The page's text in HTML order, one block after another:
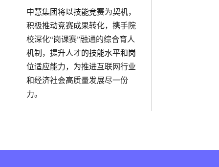
中慧集团将以技能竞赛为契机，
积极推动竞赛成果转化，携手院
校深化“岗课赛”融通的综合育人
机制，提升人才的技能水平和岗
位适应能力，为推进互联网行业
和经济社会高质量发展尽一份
力。